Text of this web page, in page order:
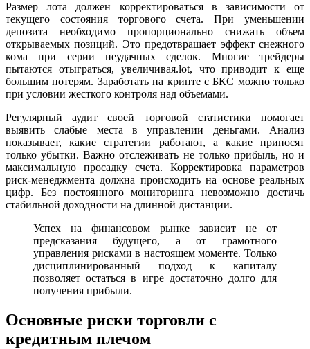
Размер лота должен корректироваться в зависимости от
текущего состояния торгового счета. При уменьшении
депозита необходимо пропорционально снижать объем
открываемых позиций. Это предотвращает эффект снежного
кома при серии неудачных сделок. Многие трейдеры
пытаются отыграться, увеличивая.lot, что приводит к еще
большим потерям. Заработать на крипте с БКС можно только
при условии жесткого контроля над объемами.
Регулярный аудит своей торговой статистики помогает
выявить слабые места в управлении деньгами. Анализ
показывает, какие стратегии работают, а какие приносят
только убытки. Важно отслеживать не только прибыль, но и
максимальную просадку счета. Корректировка параметров
риск-менеджмента должна происходить на основе реальных
цифр. Без постоянного мониторинга невозможно достичь
стабильной доходности на длинной дистанции.
Успех на финансовом рынке зависит не от
предсказания будущего, а от грамотного
управления рисками в настоящем моменте. Только
дисциплинированный подход к капиталу
позволяет остаться в игре достаточно долго для
получения прибыли.
Основные риски торговли с
кредитным плечом